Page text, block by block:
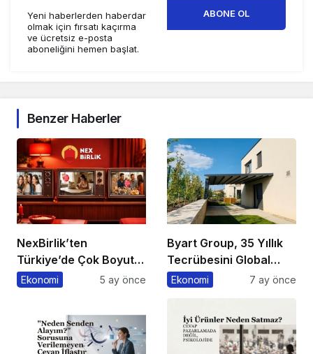
Yeni haberlerden haberdar
olmak için fırsatı kaçırma
ve ücretsiz e-posta
aboneliğini hemen başlat.
ABONE OL
Benzer Haberler
NexBirlik’ten
Türkiye’de Çok Boyutlu
Marka Hamlesi
Ekonomi 5 ay önce
Byart Group, 35 Yıllık
Tecrübesini Global
Başarıya Dönüştürüyor
Ekonomi 7 ay önce